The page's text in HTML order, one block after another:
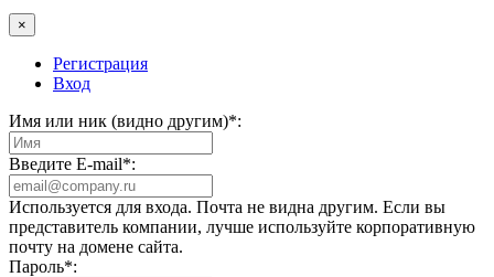
×
Регистрация
Вход
Имя или ник (видно другим)*:
Введите E-mail*:
Используется для входа. Почта не видна другим. Если вы
представитель компании, лучше используйте корпоративную
почту на домене сайта.
Пароль*: